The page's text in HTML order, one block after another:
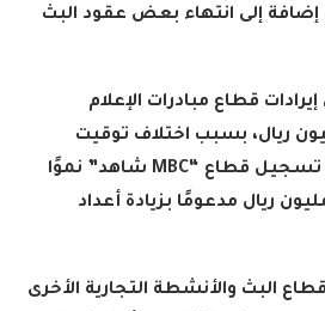
إضافة إلى انتهاء بعض عقود البث
قطاع مبادرات الإعلام
بمقدار 264 مليون ريال، بسبب اختلاف توقيت
تسجيل قطاع “MBC
شاهد” نموًا
الإيرادات بقيمة 69 مليون ريال مدعومًا بزيادة أعداد
البث والأنشطة التجارية الأخرى